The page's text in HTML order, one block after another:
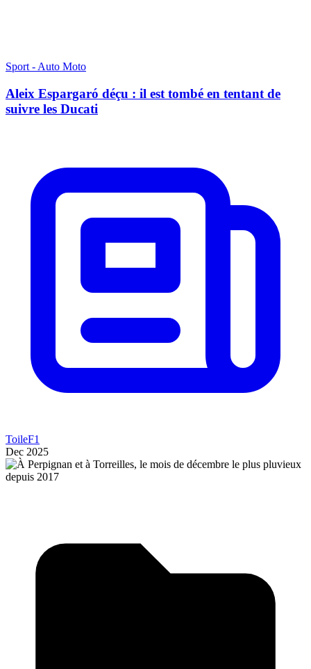
Sport - Auto Moto
Aleix Espargaró déçu : il est tombé en tentant de
suivre les Ducati
ToileF1
Dec 2025